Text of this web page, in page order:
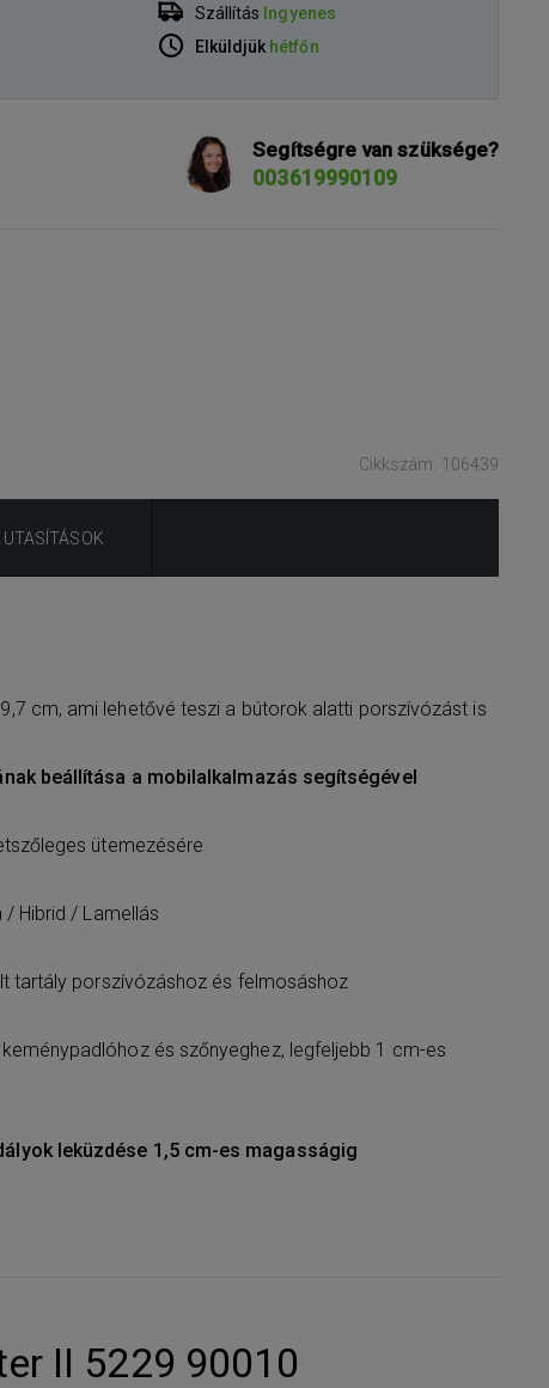
Szállítás Ingyenes
Elküldjük hétfőn
Segítségre van szüksége?
003619990109
Cikkszám: 106439
cm, ami lehetővé teszi a bútorok alatti porszívózást is
beállítása a mobilalkalmazás segítségével
ütemezésére
/ Hibrid / Lamellás
tartály porszívózáshoz és felmosáshoz
és szőnyeghez, legfeljebb 1 cm-es
leküzdése 1,5 cm-es magasságig
II 5229 90010